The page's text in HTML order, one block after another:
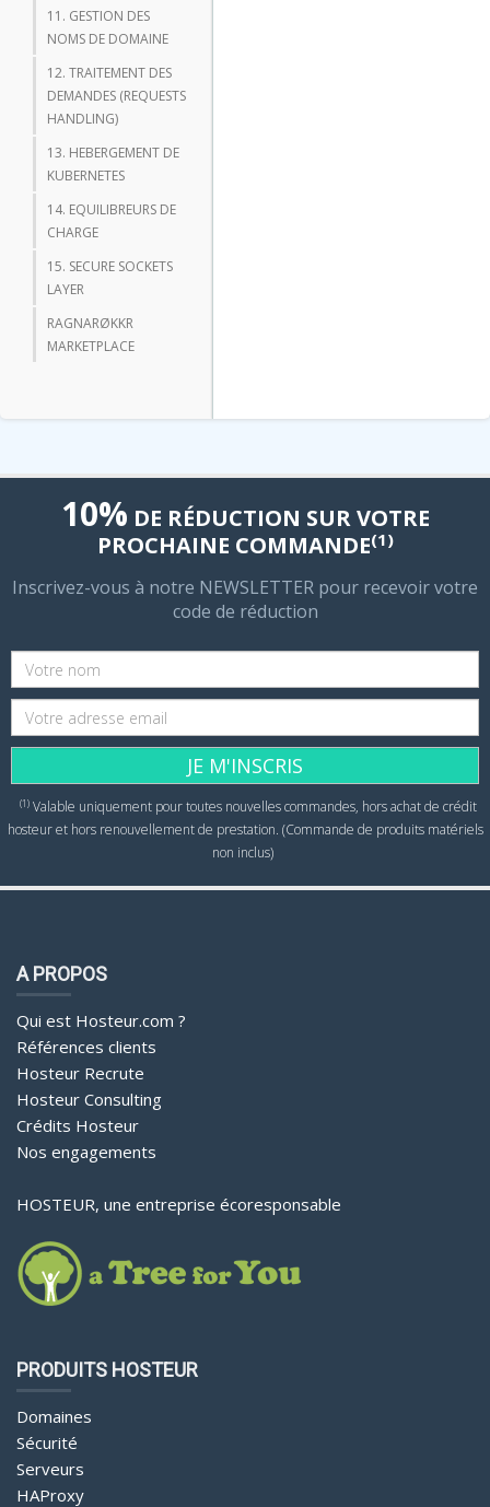
11. GESTION DES
NOMS DE DOMAINE
12. TRAITEMENT DES
DEMANDES (REQUESTS
HANDLING)
13. HEBERGEMENT DE
KUBERNETES
14. EQUILIBREURS DE
CHARGE
15. SECURE SOCKETS
LAYER
RAGNARØKKR
MARKETPLACE
10% DE RÉDUCTION SUR VOTRE
PROCHAINE COMMANDE(1)
Inscrivez-vous à notre NEWSLETTER pour recevoir votre
code de réduction
JE M'INSCRIS
(1)Valable uniquement pour toutes nouvelles commandes, hors achat de crédit
hosteur et hors renouvellement de prestation. (Commande de produits matériels
non inclus)
A PROPOS
Qui est Hosteur.com ?
Références clients
Hosteur Recrute
Hosteur Consulting
Crédits Hosteur
Nos engagements
HOSTEUR, une entreprise écoresponsable
PRODUITS HOSTEUR
Domaines
Sécurité
Serveurs
HAProxy